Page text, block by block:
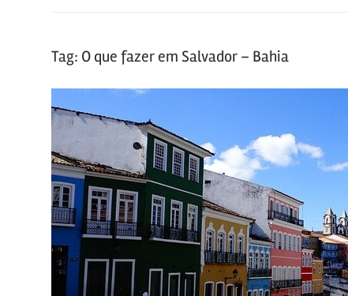
notícias
FilaCap
com
Tag: O que fazer em Salvador – Bahia